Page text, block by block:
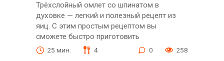
Трёхслойный омлет со шпинатом в
духовке — легкий и полезный рецепт из
яиц. С этим простым рецептом вы
сможете быстро приготовить
25 мин. 4 0 258